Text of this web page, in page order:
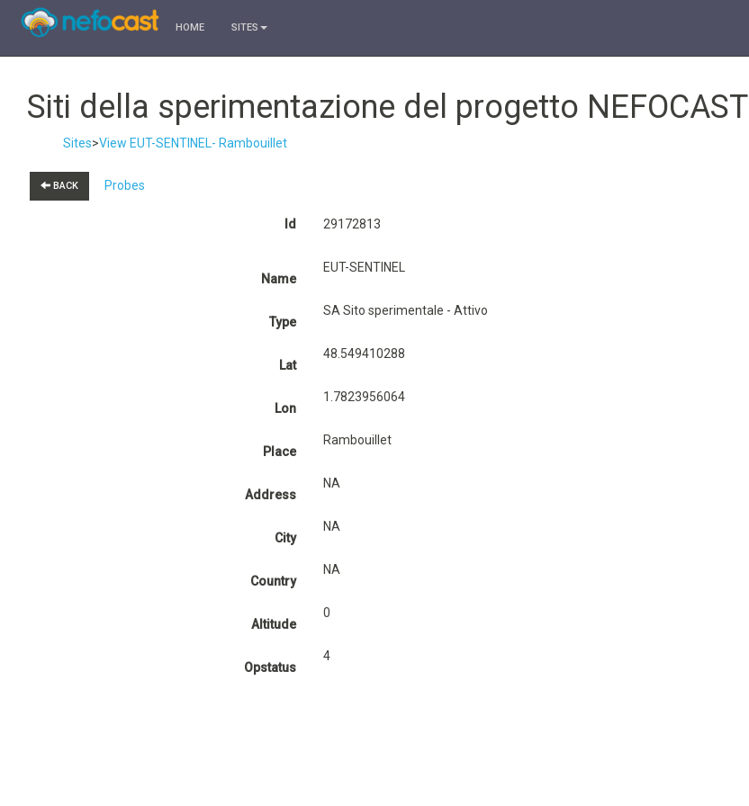
HOME SITES
Siti della sperimentazione del progetto NEFOCAST
Sites>View EUT-SENTINEL- Rambouillet
BACK Probes
Id 29172813
Name
EUT-SENTINEL
Type
SA Sito sperimentale - Attivo
Lat
48.549410288
Lon
1.7823956064
Place
Rambouillet
Address
NA
City
NA
Country
NA
Altitude
0
Opstatus
4